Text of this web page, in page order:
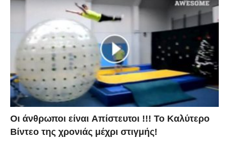
Οι άνθρωποι είναι Aπίστευτοι !!! To Καλύτερο
Βίντεο της χρονιάς μέχρι στιγμής!